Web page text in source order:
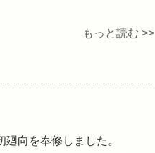
もっと読む >>
向を奉修しました。